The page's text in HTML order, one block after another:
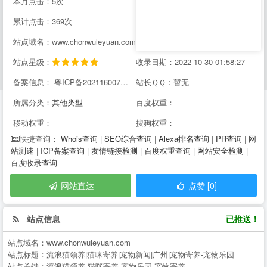
累计点击：369次
站点域名：www.chonwuleyuan.com
站点星级：
收录日期：2022-10-30 01:58:27
备案信息： 粤ICP备2021160071号-2
站长ＱＱ：暂无
所属分类： 其他类型
百度权重：
移动权重：
搜狗权重：
快捷查询： Whois查询 | SEO综合查询 | Alexa排名查询 | PR查询 | 网
站测速 | ICP备案查询 | 友情链接检测 | 百度权重查询 | 网站安全检测 |
百度收录查询
网站直达 点赞 [0]
站点信息 已推送！
站点域名： www.chonwuleyuan.com
站点标题： 流浪猫领养|猫咪寄养|宠物新闻|广州|宠物寄养-宠物乐园